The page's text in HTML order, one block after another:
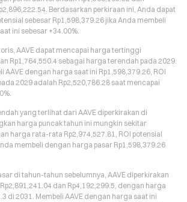
Berdasarkan perkiraan ini, Anda dapat
sebesar Rp1,598,379.26 jika Anda membeli
ini sebesar +34.00%.
AAVE dapat mencapai harga tertinggi
Rp1,764,550.4 sebagai harga terendah pada 2029.
AAVE dengan harga saat ini Rp1,598,379.26, ROI
2029 adalah Rp2,520,786.28 saat mencapai
yang terlihat dari AAVE diperkirakan di
harga puncak tahun ini mungkin sekitar
harga rata-rata Rp2,974,527.81, ROI potensial
membeli dengan harga pasar Rp1,598,379.26
di tahun-tahun sebelumnya, AAVE diperkirakan
dan Rp4,192,299.5, dengan harga
di 2031. Membeli AAVE dengan harga saat ini